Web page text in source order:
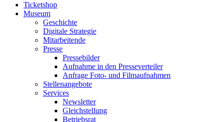
Ticketshop
Museum
Geschichte
Digitale Strategie
Mitarbeitende
Presse
Pressebilder
Aufnahme in den Presseverteiler
Anfrage Foto- und Filmaufnahmen
Stellenangebote
Services
Newsletter
Gleichstellung
Betriebsrat